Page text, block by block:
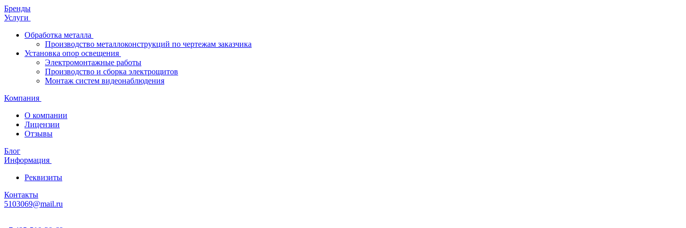
Бренды
Услуги
Обработка металла
Производство металлоконструкций по чертежам заказчика
Установка опор освещения
Электромонтажные работы
Производство и сборка электрощитов
Монтаж систем видеонаблюдения
Компания
О компании
Лицензии
Отзывы
Блог
Информация
Реквизиты
Контакты
5103069@mail.ru